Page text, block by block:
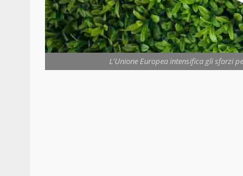
L'Unione Europea intensifica gli sforzi